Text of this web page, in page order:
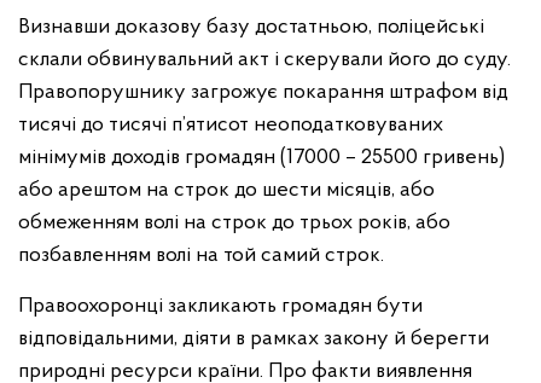
Визнавши доказову базу достатньою, поліцейські
склали обвинувальний акт і скерували його до суду.
Правопорушнику загрожує покарання штрафом від
тисячі до тисячі п’ятисот неоподатковуваних
мінімумів доходів громадян (17000 – 25500 гривень)
або арештом на строк до шести місяців, або
обмеженням волі на строк до трьох років, або
позбавленням волі на той самий строк.
Правоохоронці закликають громадян бути
відповідальними, діяти в рамках закону й берегти
природні ресурси країни. Про факти виявлення